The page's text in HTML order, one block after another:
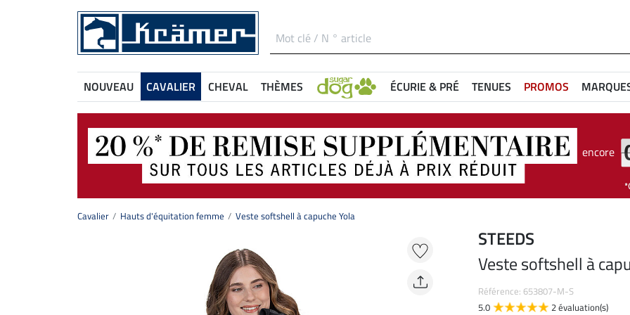
NOUVEAU CAVALIER CHEVAL THÈMES ÉCURIE & PRÉ TENUES PROMOS
encore
Cavalier Hauts d'équitation femme Veste softshell à capuche Yola
STEEDS
Veste softshell à
Référence: 653807-M-S
5.0
2 évaluation(s)